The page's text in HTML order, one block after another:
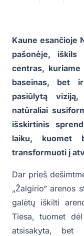
Kaune esančioje
pašonėje, iškils
centras,
baseinas, bet
pasiūlytą
natūraliai
išskirtinis
laiku, kuomet
transformuoti į
Dar prieš
„Žalgirio“ arenos
galėtų iškilti
Tiesa, tuomet
atsisakyta, bet